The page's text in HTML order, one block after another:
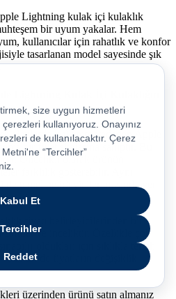
Lightning kulak içi kulaklık
bir uyum yakalar. Hem
kullanıcılar için rahatlık ve konfor
tasarlanan model sayesinde şık
Lightning Kulak İçi Kulaklığın
alanlarda kullanım vadeden Apple
bir fiyat skalasına sahiptir. Bu
Öncelikli olarak ürünün
farklılık gösterebilir. Aynı
temel belirleyiciler arasında yer
fiyatı belirleyicilerinden bir
zarafet ve inceliktir. Özellikle çok
oldukları için sıklıkla tercih
de fiyatların değişiklik
üzerinden ürünü satın almanız